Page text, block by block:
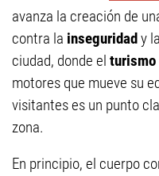
avanza la creación de
contra la inseguridady
ciudad, donde el turismo
motores que mueve su
visitantes es un punto
zona.
En principio, el cuerpo